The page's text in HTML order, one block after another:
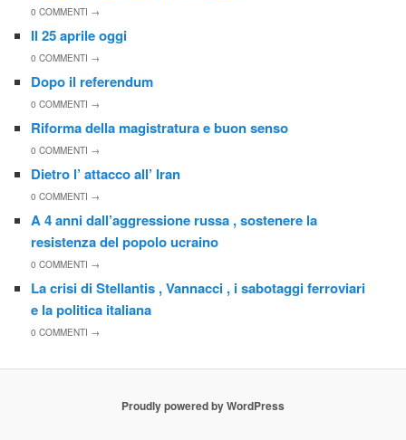
0COMMENTI →
Il 25 aprile oggi
0COMMENTI →
Dopo il referendum
0COMMENTI →
Riforma della magistratura e buon senso
0COMMENTI →
Dietro l’ attacco all’ Iran
0COMMENTI →
A 4 anni dall’aggressione russa , sostenere la
resistenza del popolo ucraino
0COMMENTI →
La crisi di Stellantis , Vannacci , i sabotaggi ferroviari
e la politica italiana
0COMMENTI →
Proudly powered by WordPress